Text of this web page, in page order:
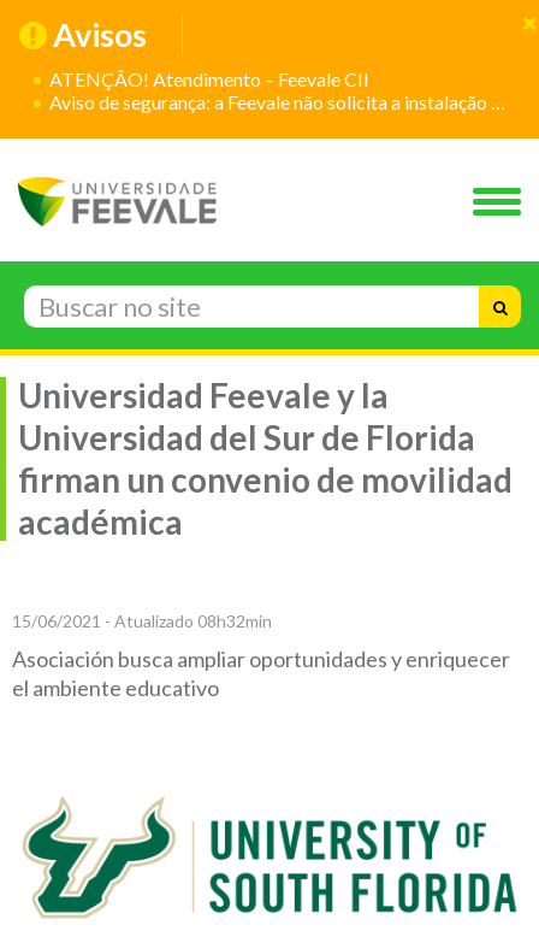
Avisos
ATENÇÃO! Atendimento – Feevale CII
Aviso de segurança: a Feevale não solicita a instalação de aplicativos
Universidad Feevale y la
Universidad del Sur de Florida
firman un convenio de movilidad
académica
15/06/2021 - Atualizado 08h32min
Asociación busca ampliar oportunidades y enriquecer
el ambiente educativo